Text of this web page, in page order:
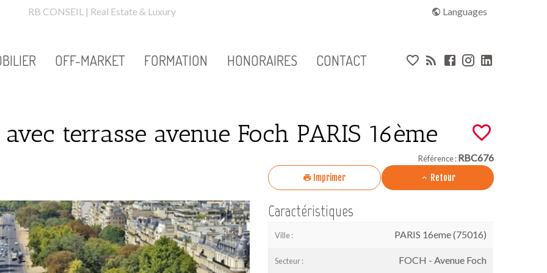
avec terrasse avenue Foch PARIS 16ème
RB CONSEIL | Real Estate & Luxury Languages
OFF-MARKET FORMATION HONORAIRES CONTACT Liens
terrasse avenue Foch PARIS 16ème
Référence :RBC676
Imprimer
Retour
Caractéristiques
Ville : PARIS 16eme (75016)
Secteur : FOCH - Avenue Foch